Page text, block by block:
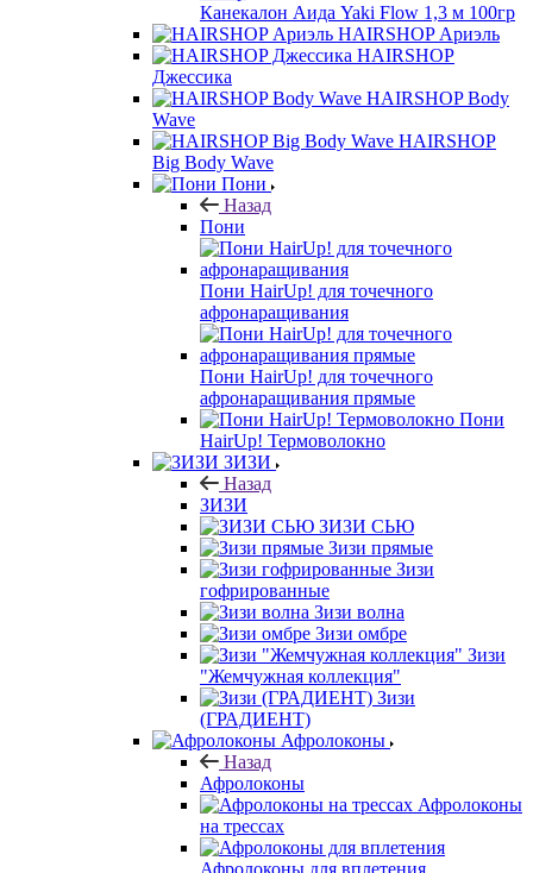
Канекалон Аида Yaki Flow 1,3 м 100гр
HAIRSHOP Ариэль
HAIRSHOP
Джессика
HAIRSHOP Body
Wave
HAIRSHOP
Big Body Wave
Пони
Назад
Пони
Пони HairUp! для точечного
афронаращивания
Пони HairUp! для точечного
афронаращивания прямые
Пони
HairUp! Термоволокно
ЗИЗИ
Назад
ЗИЗИ
ЗИЗИ СЬЮ
Зизи прямые
Зизи
гофрированные
Зизи волна
Зизи омбре
Зизи
"Жемчужная коллекция"
Зизи
(ГРАДИЕНТ)
Афролоконы
Назад
Афролоконы
Афролоконы
на трессах
Афролоконы для вплетения